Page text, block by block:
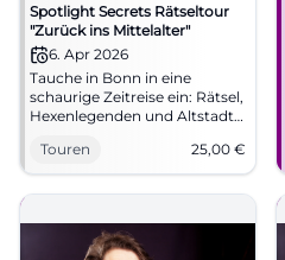
Spotlight Secrets Rätseltour
"Zurück ins Mittelalter"
6. Apr 2026
Tauche in Bonn in eine
schaurige Zeitreise ein: Rätsel,
Hexenlegenden und Altstadt-
6.4.2026 für 25 € pro Gruppe.
Touren 25,00 €